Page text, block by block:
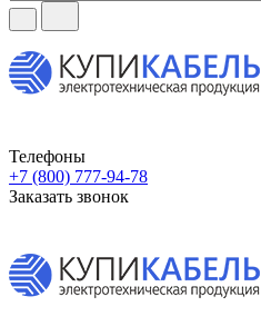
Телефоны
+7 (800) 777-94-78
Заказать звонок